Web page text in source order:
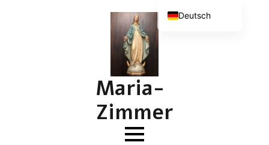
Maria-
Zimmer
Deutsch